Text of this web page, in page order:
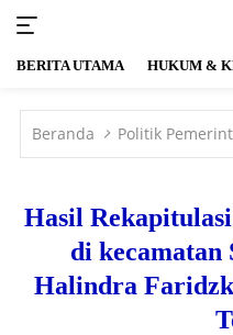
konten
BERITA UTAMA HUKUM &
Beranda Politik
Hasil
di kecamatan
Halindra